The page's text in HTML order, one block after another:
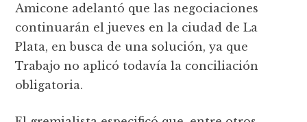
Amicone adelantó que las negociaciones
continuarán el jueves en la ciudad de La
Plata, en busca de una solución, ya que
Trabajo no aplicó todavía la conciliación
obligatoria.